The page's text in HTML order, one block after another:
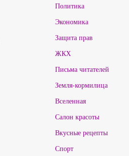
Политика
Экономика
Защита прав
ЖКХ
Письма читателей
Земля-кормилица
Вселенная
Салон красоты
Вкусные рецепты
Спорт